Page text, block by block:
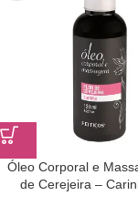
Óleo Corporal e
de Cerejeira –